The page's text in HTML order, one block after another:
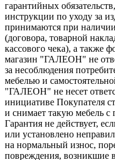
гарантийных
инструкции по уходу за
принимаются при
(договора, товарной
кассового чека), а также
магазин "ГАЛЕОН" не
за несоблюдения
мебелью и
"ГАЛЕОН" не несет
инициативе Покупателя
и снимает такую мебель с
Гарантия не действует,
или установлено
на нормальный износ,
повреждения, возникшие в